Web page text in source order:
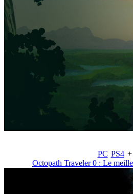
PC PS4 +
Octopath Traveler 0 : Le